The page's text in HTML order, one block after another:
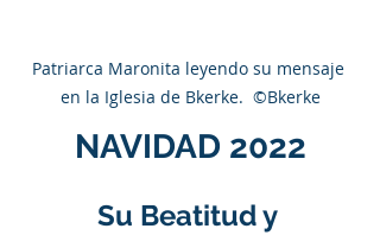
Patriarca Maronita leyendo su mensaje
en la Iglesia de Bkerke.  ©Bkerke
NAVIDAD 2022
Su Beatitud y